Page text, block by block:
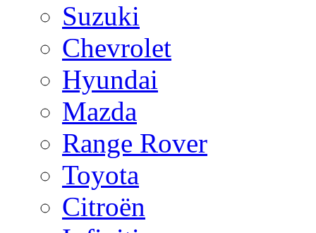
Suzuki
Chevrolet
Hyundai
Mazda
Range Rover
Toyota
Citroën